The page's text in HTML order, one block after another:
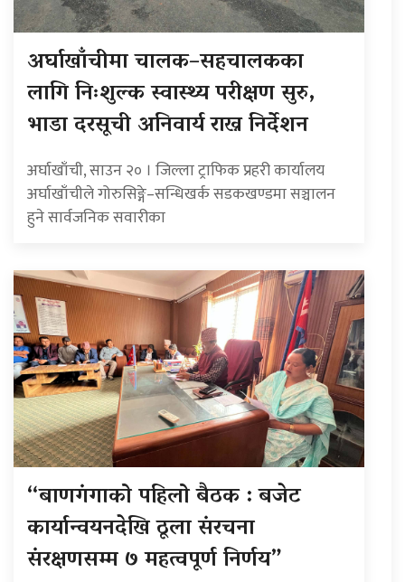
अर्घाखाँचीमा चालक–सहचालकका
लागि निःशुल्क स्वास्थ्य परीक्षण सुरु,
भाडा दरसूची अनिवार्य राख्न निर्देशन
अर्घाखाँची, साउन २० । जिल्ला ट्राफिक प्रहरी कार्यालय
अर्घाखाँचीले गोरुसिङ्गे–सन्धिखर्क सडकखण्डमा सञ्चालन
हुने सार्वजनिक सवारीका
“बाणगंगाको पहिलो बैठक : बजेट
कार्यान्वयनदेखि ठूला संरचना
संरक्षणसम्म ७ महत्वपूर्ण निर्णय”